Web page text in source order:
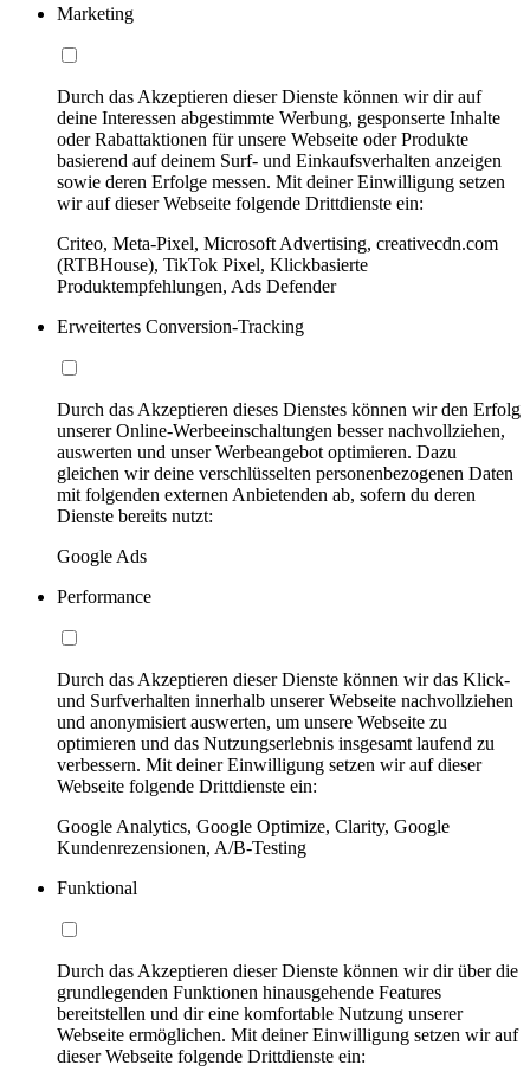
Marketing
Durch das Akzeptieren dieser Dienste können wir dir auf
deine Interessen abgestimmte Werbung, gesponserte Inhalte
oder Rabattaktionen für unsere Webseite oder Produkte
basierend auf deinem Surf- und Einkaufsverhalten anzeigen
sowie deren Erfolge messen. Mit deiner Einwilligung setzen
wir auf dieser Webseite folgende Drittdienste ein:
Criteo, Meta-Pixel, Microsoft Advertising, creativecdn.com
(RTBHouse), TikTok Pixel, Klickbasierte
Produktempfehlungen, Ads Defender
Erweitertes Conversion-Tracking
Durch das Akzeptieren dieses Dienstes können wir den Erfolg
unserer Online-Werbeeinschaltungen besser nachvollziehen,
auswerten und unser Werbeangebot optimieren. Dazu
gleichen wir deine verschlüsselten personenbezogenen Daten
mit folgenden externen Anbietenden ab, sofern du deren
Dienste bereits nutzt:
Google Ads
Performance
Durch das Akzeptieren dieser Dienste können wir das Klick-
und Surfverhalten innerhalb unserer Webseite nachvollziehen
und anonymisiert auswerten, um unsere Webseite zu
optimieren und das Nutzungserlebnis insgesamt laufend zu
verbessern. Mit deiner Einwilligung setzen wir auf dieser
Webseite folgende Drittdienste ein:
Google Analytics, Google Optimize, Clarity, Google
Kundenrezensionen, A/B-Testing
Funktional
Durch das Akzeptieren dieser Dienste können wir dir über die
grundlegenden Funktionen hinausgehende Features
bereitstellen und dir eine komfortable Nutzung unserer
Webseite ermöglichen. Mit deiner Einwilligung setzen wir auf
dieser Webseite folgende Drittdienste ein: